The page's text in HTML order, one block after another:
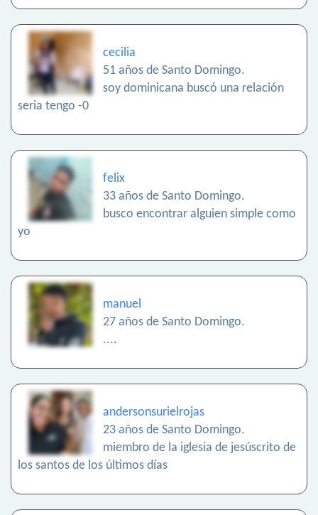
cecilia
51 años de Santo Domingo.
soy dominicana buscó una relación
seria tengo -0
felix
33 años de Santo Domingo.
busco encontrar alguien simple como
yo
manuel
27 años de Santo Domingo.
....
andersonsurielrojas
23 años de Santo Domingo.
miembro de la iglesia de jesúscrito de
los santos de los últimos días